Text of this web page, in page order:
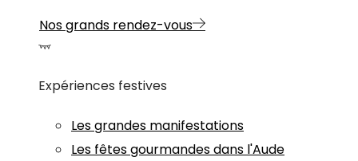
Nos grands rendez-vous
Expériences festives
Les grandes manifestations
Les fêtes gourmandes dans l'Aude